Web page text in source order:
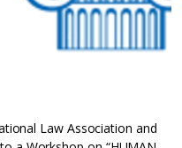
Law Association and